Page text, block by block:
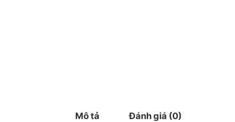
Mô tả Đánh giá (0)